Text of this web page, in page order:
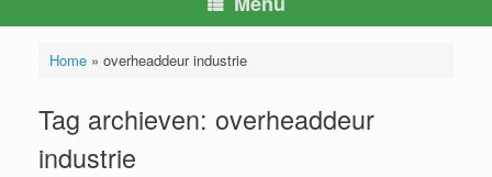
Home» overheaddeur industrie
Tag archieven: overheaddeur
industrie